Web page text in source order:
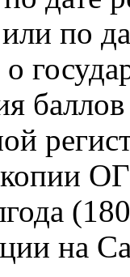
по
о
копии
на